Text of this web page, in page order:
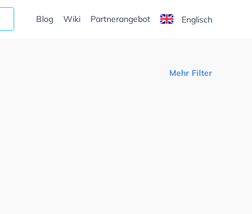
Blog Wiki Partnerangebot Englisch
Mehr Filter